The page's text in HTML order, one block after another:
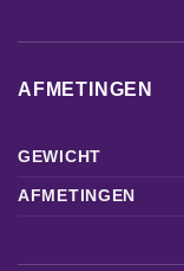
AFMETINGEN
GEWICHT
AFMETINGEN